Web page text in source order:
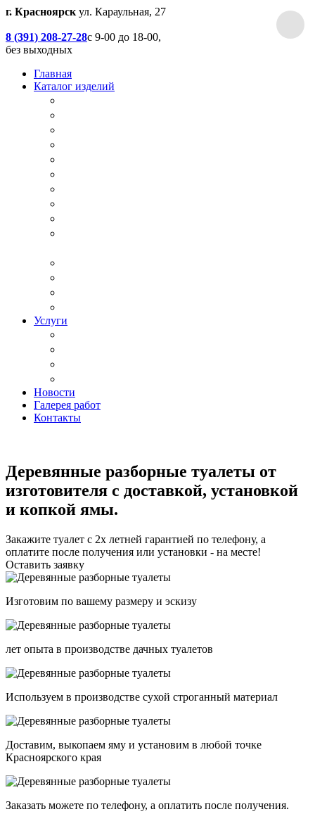
г. Красноярск ул. Караульная, 27
8 (391) 208-27-28с 9-00 до 18-00,
без выходных
Главная
Каталог изделий
Услуги
Новости
Галерея работ
Контакты
Деревянные разборные туалеты от
изготовителя с доставкой, установкой
и копкой ямы.
Закажите туалет с 2х летней гарантией по телефону, а
оплатите после получения или установки - на месте!
Оставить заявку
Изготовим по вашему размеру и эскизу
лет опыта в производстве дачных туалетов
Используем в производстве сухой строганный материал
Доставим, выкопаем яму и установим в любой точке
Красноярского края
Заказать можете по телефону, а оплатить после получения.